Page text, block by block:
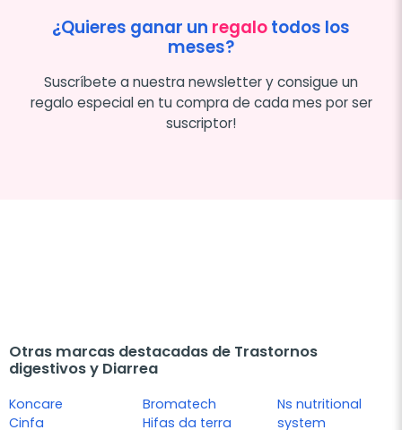
¿Quieres ganar un regalotodos los
meses?
Suscríbete a nuestra newsletter y consigue un
regalo especial en tu compra de cada mes por ser
suscriptor!
Otras marcas destacadas de Trastornos
digestivos y Diarrea
Koncare
Cinfa
Bromatech
Hifas da terra
Ns nutritional
system